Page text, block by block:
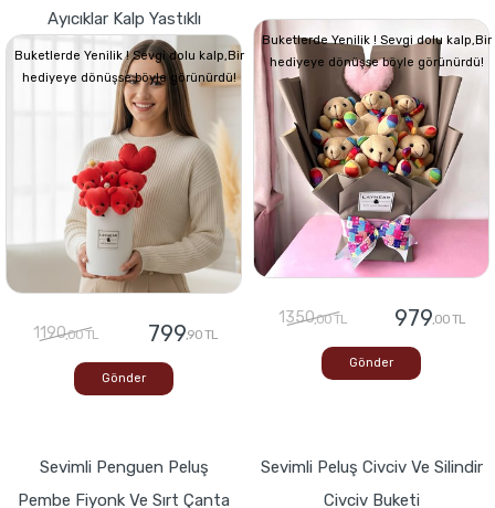
Ayıcıklar Kalp Yastıklı
Buketlerde Yenilik ! Sevgi dolu kalp,Bir
hediyeye dönüşse böyle görünürdü!
1190,00 TL 799,90 TL
Gönder
Buketlerde Yenilik ! Sevgi dolu kalp,Bir
hediyeye dönüşse böyle görünürdü!
1350,00 TL 979,00 TL
Gönder
Sevimli Penguen Peluş
Pembe Fiyonk Ve Sırt Çanta
Sevimli Peluş Civciv Ve Silindir
Civciv Buketi